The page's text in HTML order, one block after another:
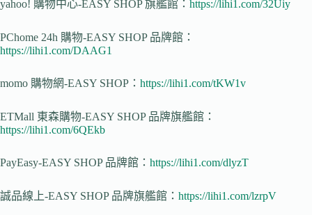
yahoo! 購物中心-EASY SHOP 旗艦館： https://lihi1.com/32Uiy
PChome 24h 購物-EASY SHOP 品牌館：
https://lihi1.com/DAAG1
momo 購物網-EASY SHOP： https://lihi1.com/tKW1v
ETMall 東森購物-EASY SHOP 品牌旗艦館：
https://lihi1.com/6QEkb
PayEasy-EASY SHOP 品牌館： https://lihi1.com/dlyzT
誠品線上-EASY SHOP 品牌旗艦館： https://lihi1.com/lzrpV